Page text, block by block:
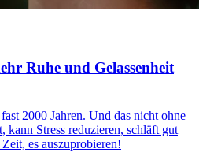
Ruhe und Gelassenheit
2000 Jahren. Und das nicht ohne
kann Stress reduzieren, schläft gut
es auszuprobieren!